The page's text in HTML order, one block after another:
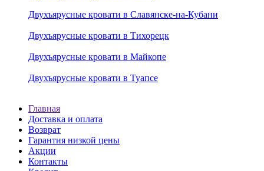
Двухъярусные кровати в Славянске-на-Кубани
Двухъярусные кровати в Тихорецк
Двухъярусные кровати в Майкопе
Двухъярусные кровати в Туапсе
Главная
Доставка и оплата
Возврат
Гарантия низкой цены
Акции
Контакты